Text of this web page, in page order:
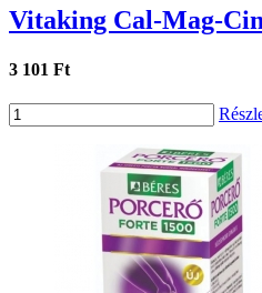
Vitaking Cal-Mag-
3 101 Ft